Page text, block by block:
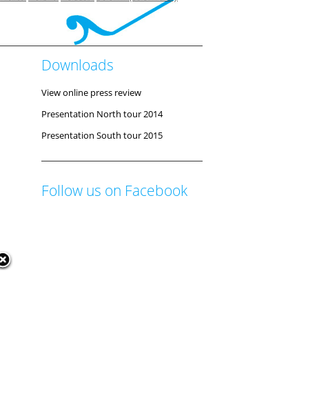
Downloads
View online press review
Presentation North tour 2014
Presentation South tour 2015
Follow us on Facebook